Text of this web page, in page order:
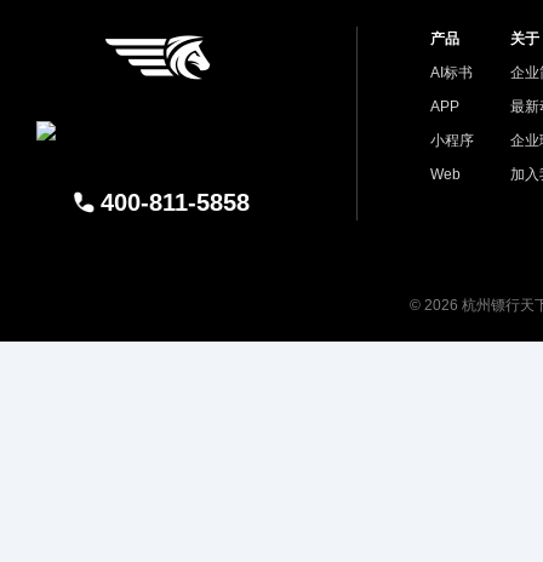
400-811-5858
产品
AI标书
APP
小程序
Web
关于
企业
最新
企业
加入
© 2026 杭州镖行天